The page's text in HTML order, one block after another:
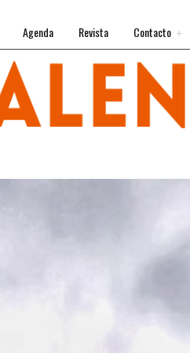
Agenda Revista Contacto